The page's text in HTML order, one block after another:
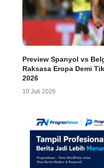
Preview Spanyol vs
Raksasa Eropa Demi
2026
10 Juli 2026